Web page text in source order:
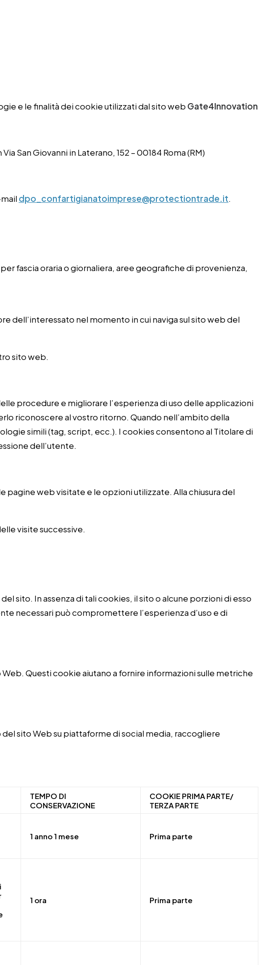
e le finalità dei cookie utilizzati dal sito web Gate4Innovation
San Giovanni in Laterano, 152 – 00184 Roma (RM)
dpo_confartigianatoimprese@protectiontrade.it.
fascia oraria o giornaliera, aree geografiche di provenienza,
dell’interessato nel momento in cui naviga sul sito web del
sito web.
procedure e migliorare l’esperienza di uso delle applicazioni
riconoscere al vostro ritorno. Quando nell’ambito della
simili (tag, script, ecc.). I cookies consentono al Titolare di
dell’utente.
pagine web visitate e le opzioni utilizzate. Alla chiusura del
visite successive.
sito. In assenza di tali cookies, il sito o alcune porzioni di esso
necessari può compromettere l’esperienza d’uso e di
Questi cookie aiutano a fornire informazioni sulle metriche
sito Web su piattaforme di social media, raccogliere
TEMPO DI
CONSERVAZIONE
COOKIE PRIMA PARTE/
TERZA PARTE
1 anno 1 mese Prima parte
1 ora Prima parte